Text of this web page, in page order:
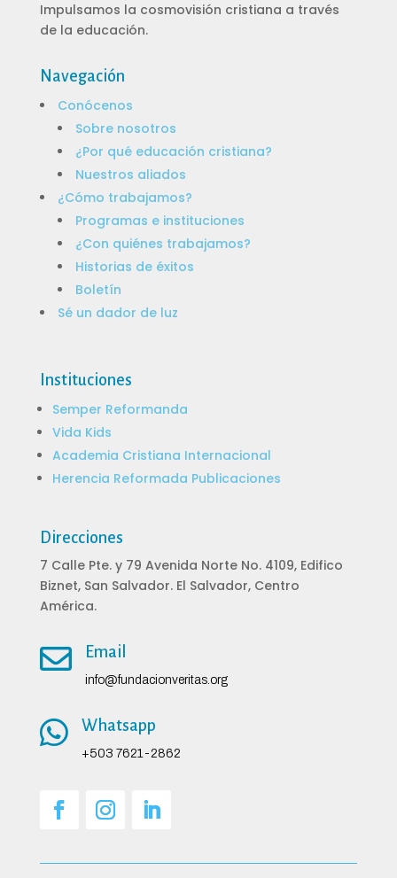
Impulsamos la cosmovisión cristiana a través
de la educación.
Navegación
Conócenos
Sobre nosotros
¿Por qué educación cristiana?
Nuestros aliados
¿Cómo trabajamos?
Programas e instituciones
¿Con quiénes trabajamos?
Historias de éxitos
Boletín
Sé un dador de luz
Instituciones
Semper Reformanda
Vida Kids
Academia Cristiana Internacional
Herencia Reformada Publicaciones
Direcciones
7 Calle Pte. y 79 Avenida Norte No. 4109, Edifico
Biznet, San Salvador. El Salvador, Centro
América.
 Email
info@fundacionveritas.org
 Whatsapp
+503 7621-2862